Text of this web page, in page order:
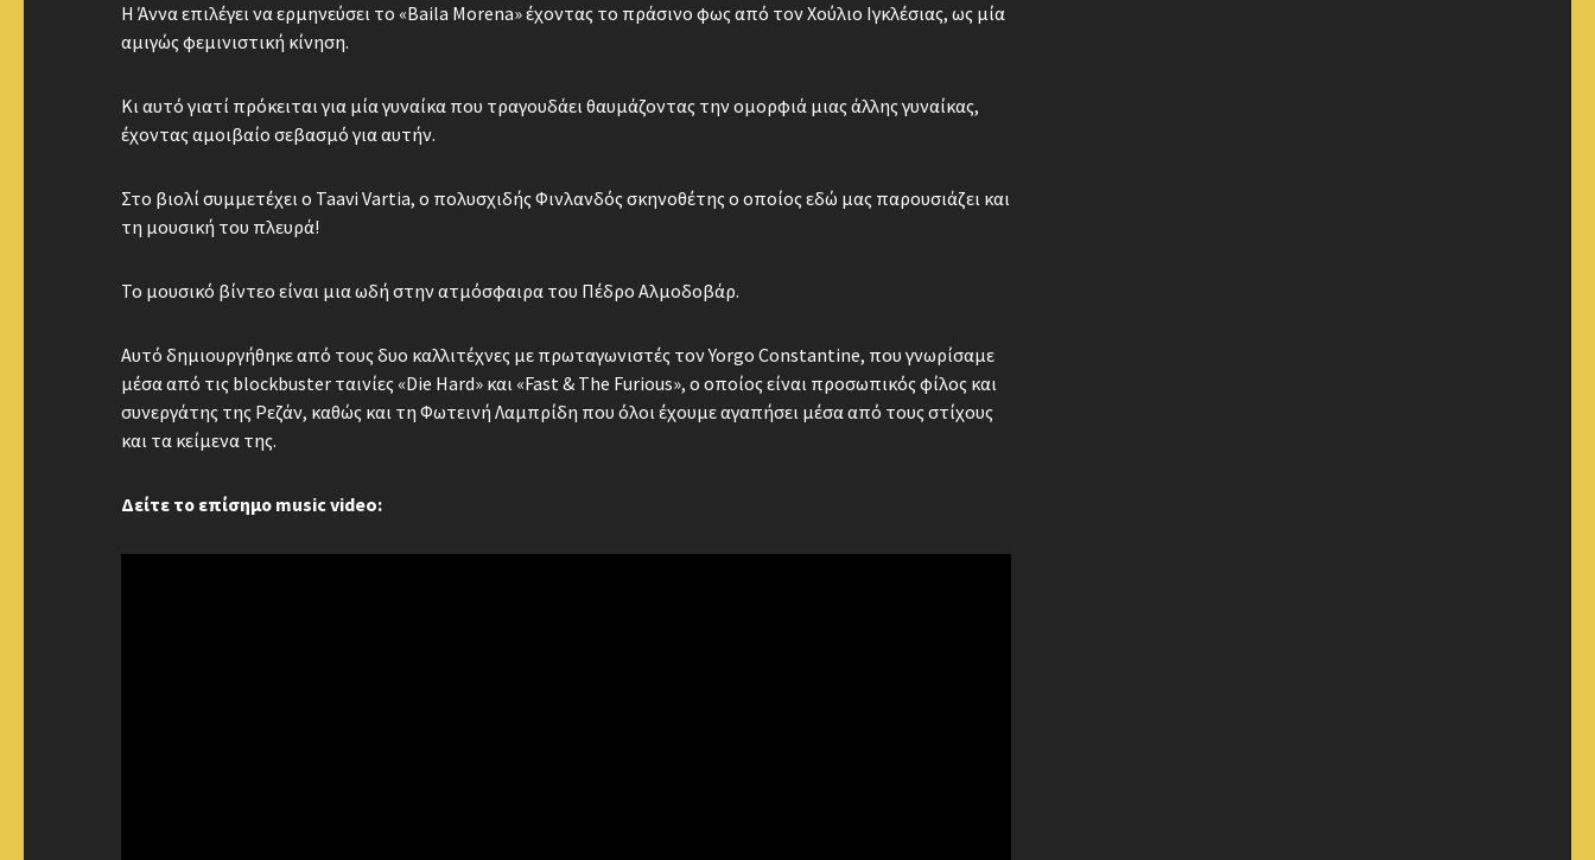
Η Άννα επιλέγει να ερμηνεύσει το «Baila Morena» έχοντας το πράσινο φως από τον Χούλιο Ιγκλέσιας, ως μία
αμιγώς φεμινιστική κίνηση.
Κι αυτό γιατί πρόκειται για μία γυναίκα που τραγουδάει θαυμάζοντας την ομορφιά μιας άλλης γυναίκας,
έχοντας αμοιβαίο σεβασμό για αυτήν.
Στο βιολί συμμετέχει ο Taavi Vartia, ο πολυσχιδής Φινλανδός σκηνοθέτης ο οποίος εδώ μας παρουσιάζει και
τη μουσική του πλευρά!
Το μουσικό βίντεο είναι μια ωδή στην ατμόσφαιρα του Πέδρο Αλμοδοβάρ.
Αυτό δημιουργήθηκε από τους δυο καλλιτέχνες με πρωταγωνιστές τον Yorgo Constantine, που γνωρίσαμε
μέσα από τις blockbuster ταινίες «Die Hard» και «Fast & The Furious», ο οποίος είναι προσωπικός φίλος και
συνεργάτης της Ρεζάν, καθώς και τη Φωτεινή Λαμπρίδη που όλοι έχουμε αγαπήσει μέσα από τους στίχους
και τα κείμενα της.
Δείτε το επίσημο music video: